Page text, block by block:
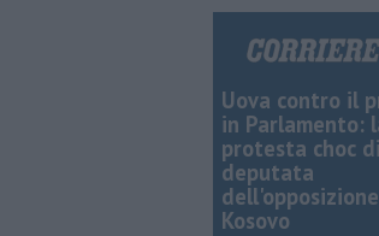
Uova contro il
in Parlamento:
protesta choc
deputata
Kosovo